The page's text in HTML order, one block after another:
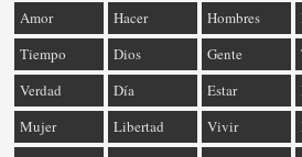
Amor
Hacer Hombres
Tiempo
Dios Gente
Verdad
Día Estar
Mujer
Libertad Vivir